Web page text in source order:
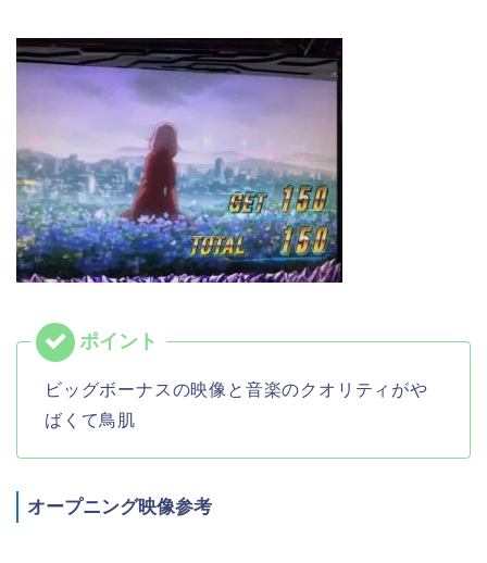
ビッグボーナスの映像と音楽のクオリティがや
ばくて鳥肌
オープニング映像参考